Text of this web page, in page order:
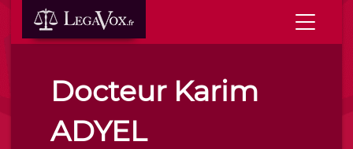
Docteur Karim
ADYEL